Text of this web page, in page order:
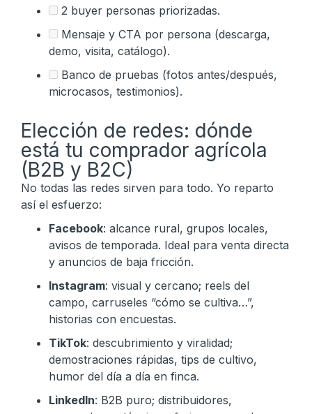
2 buyer personas priorizadas.
Mensaje y CTA por persona (descarga,
demo, visita, catálogo).
Banco de pruebas (fotos antes/después,
microcasos, testimonios).
Elección de redes: dónde
está tu comprador agrícola
(B2B y B2C)
No todas las redes sirven para todo. Yo reparto
así el esfuerzo:
Facebook: alcance rural, grupos locales,
avisos de temporada. Ideal para venta directa
y anuncios de baja fricción.
Instagram: visual y cercano; reels del
campo, carruseles “cómo se cultiva…”,
historias con encuestas.
TikTok: descubrimiento y viralidad;
demostraciones rápidas, tips de cultivo,
humor del día a día en finca.
LinkedIn: B2B puro; distribuidores,